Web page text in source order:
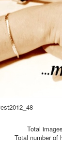
Total
Total number of